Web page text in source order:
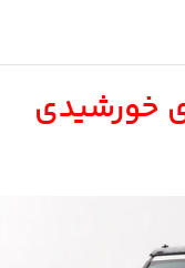
خورشیدی